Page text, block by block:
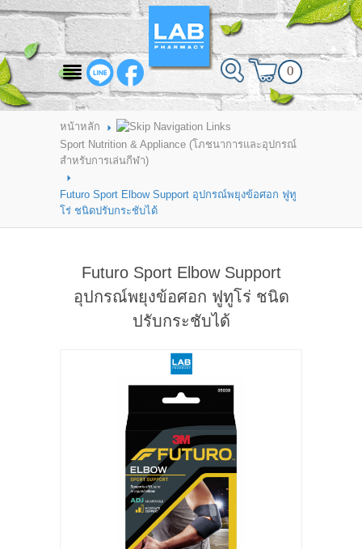
สินค้าที่สนใจ
HOME
ABOUT LAB PHARMACY
PRODUCT
BRANDS
HOW TO ORDER
แจ้งชำระเงิน
CONTACT US
0
หน้าหลัก
Sport Nutrition & Appliance (โภชนาการและอุปกรณ์
สำหรับการเล่นกีฬา)
Futuro Sport Elbow Support อุปกรณ์พยุงข้อศอก ฟูทู
โร่ ชนิดปรับกระชับได้
Futuro Sport Elbow Support
อุปกรณ์พยุงข้อศอก ฟูทูโร่ ชนิด
ปรับกระชับได้